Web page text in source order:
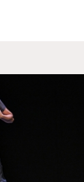
e coesi
da Marco